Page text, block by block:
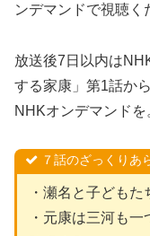
ンデマンドで視聴く
放送後7日以内は
する家康」第1話か
NHKオンデマンドを
７話のざっくりあ
・瀬名と子ども
・元康は三河も